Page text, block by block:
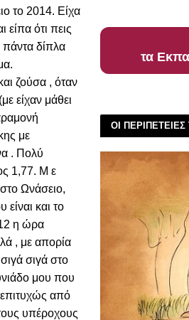
το 2014. Είχα
είπα ότι πεις
πάντα δίπλα
ζούσα , όταν
είχαν μάθει
με
. Πολύ
1,77. Μ ε
Ωνάσειο,
και το
η ώρα
, με απορία
σιγά στο
μου που
από
υπέροχους
τα
ΟΙ